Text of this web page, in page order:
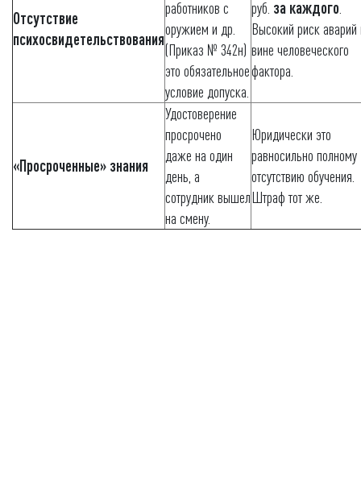
Отсутствие
психосвидетельствования
работников с
оружием и др.
(Приказ № 342н)
это обязательное
условие допуска.
руб. за каждого
Высокий риск аварий
вине человеческого
фактора.
«Просроченные» знания
Удостоверение
просрочено
даже на один
день, а
сотрудник вышел
на смену.
Юридически это
равносильно полному
отсутствию обучения.
Штраф тот же.